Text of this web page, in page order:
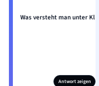
Was versteht man unter
Antwort zeigen